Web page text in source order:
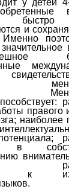
и
Именно
правого
наиболее
в
к